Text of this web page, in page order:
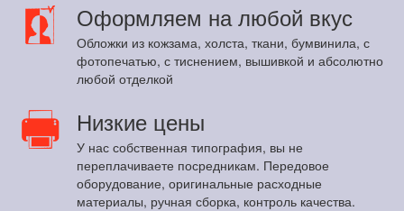
Оформляем на любой вкус
Обложки из кожзама, холста, ткани, бумвинила, с
фотопечатью, с тиснением, вышивкой и абсолютно
любой отделкой
Низкие цены
У нас собственная типография, вы не
переплачиваете посредникам. Передовое
оборудование, оригинальные расходные
материалы, ручная сборка, контроль качества.